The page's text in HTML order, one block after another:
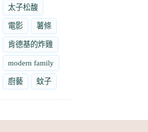
太子松馥
電影 薯條
肯德基的炸雞
modern family
廚藝 蚊子